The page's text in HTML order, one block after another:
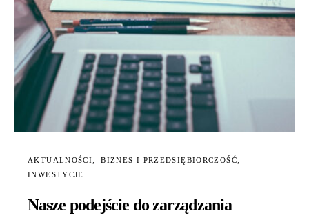
AKTUALNOŚCI
BIZNES I PRZEDSIĘBIORCZOŚĆ
INWESTYCJE
Nasze podejście do zarządzania